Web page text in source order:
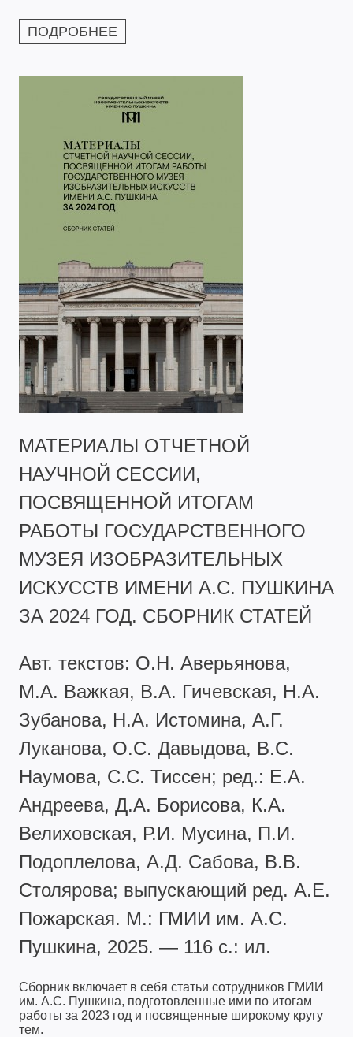
ПОДРОБНЕЕ
МАТЕРИАЛЫ ОТЧЕТНОЙ
НАУЧНОЙ СЕССИИ,
ПОСВЯЩЕННОЙ ИТОГАМ
РАБОТЫ ГОСУДАРСТВЕННОГО
МУЗЕЯ ИЗОБРАЗИТЕЛЬНЫХ
ИСКУССТВ ИМЕНИ А.С. ПУШКИНА
ЗА 2024 ГОД. СБОРНИК СТАТЕЙ
Авт. текстов: О.Н. Аверьянова,
М.А. Важкая, В.А. Гичевская, Н.А.
Зубанова, Н.А. Истомина, А.Г.
Луканова, О.С. Давыдова, В.С.
Наумова, С.С. Тиссен; ред.: Е.А.
Андреева, Д.А. Борисова, К.А.
Велиховская, Р.И. Мусина, П.И.
Подоплелова, А.Д. Сабова, В.В.
Столярова; выпускающий ред. А.Е.
Пожарская. М.: ГМИИ им. А.С.
Пушкина, 2025. — 116 с.: ил.
Сборник включает в себя статьи сотрудников ГМИИ
им. А.С. Пушкина, подготовленные ими по итогам
работы за 2023 год и посвященные широкому кругу
тем.